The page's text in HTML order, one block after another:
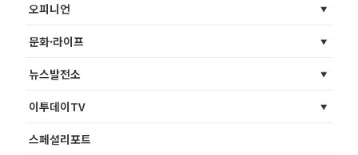
오피니언
문화·라이프
뉴스발전소
이투데이TV
스페셜리포트